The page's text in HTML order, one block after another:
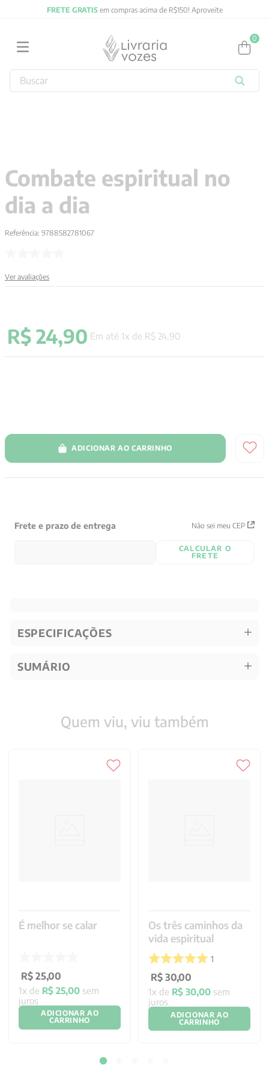
FRETE GRATISem compras acima de R$150! Aproveite
0
Buscar
Combate espiritual no
dia a dia
Referência: 9788582781067
Ver avaliações
R$ 24,90 Em até 1x de R$ 24 90
ADICIONAR AO CARRINHO
Frete e prazo de entrega Não sei meu CEP
CALCULAR O
FRETE
ESPECIFICAÇÕES
SUMÁRIO
Quem viu, viu também
É melhor se calar
R$ 25,00
1x de R$ 25,00 sem
juros
ADICIONAR AO
CARRINHO
Os três caminhos da
vida espiritual
1
R$ 30,00
1x de R$ 30,00 sem
juros
ADICIONAR AO
CARRINHO
4 º jung
5º byung chul han